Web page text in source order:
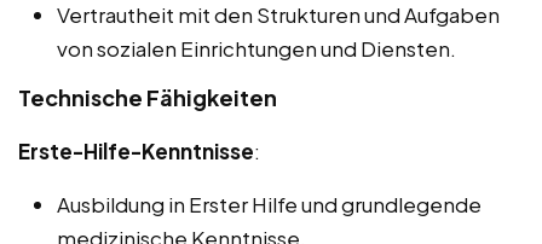
Vertrautheit mit den Strukturen und Aufgaben
von sozialen Einrichtungen und Diensten.
Technische Fähigkeiten
Erste-Hilfe-Kenntnisse:
Ausbildung in Erster Hilfe und grundlegende
medizinische Kenntnisse.